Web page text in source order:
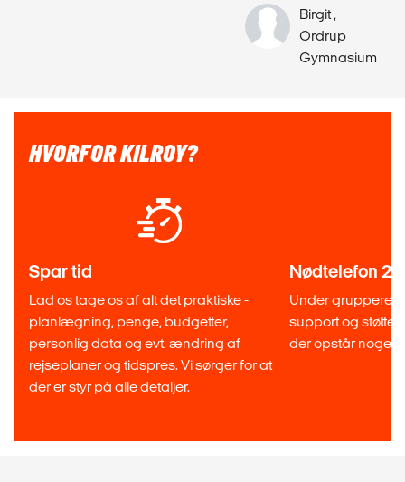
Birgit ,
Ordrup
Gymnasium
HVORFOR KILROY?
Spar tid
Lad os tage os af alt det praktiske -
planlægning, penge, budgetter,
personlig data og evt. ændring af
rejseplaner og tidspres. Vi sørger for at
der er styr på alle detaljer.
Nødtelefon
Under
support og støtte
der opstår noget